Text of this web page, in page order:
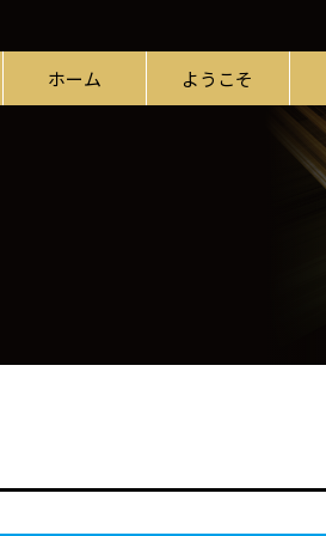
ホーム ようこそ